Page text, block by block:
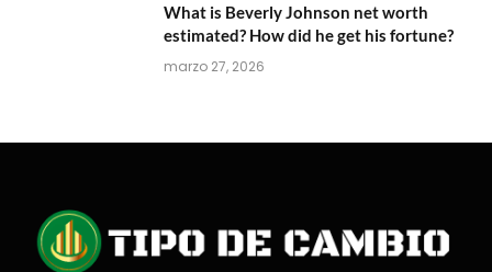
What is Beverly Johnson net worth
estimated? How did he get his fortune?
marzo 27, 2026